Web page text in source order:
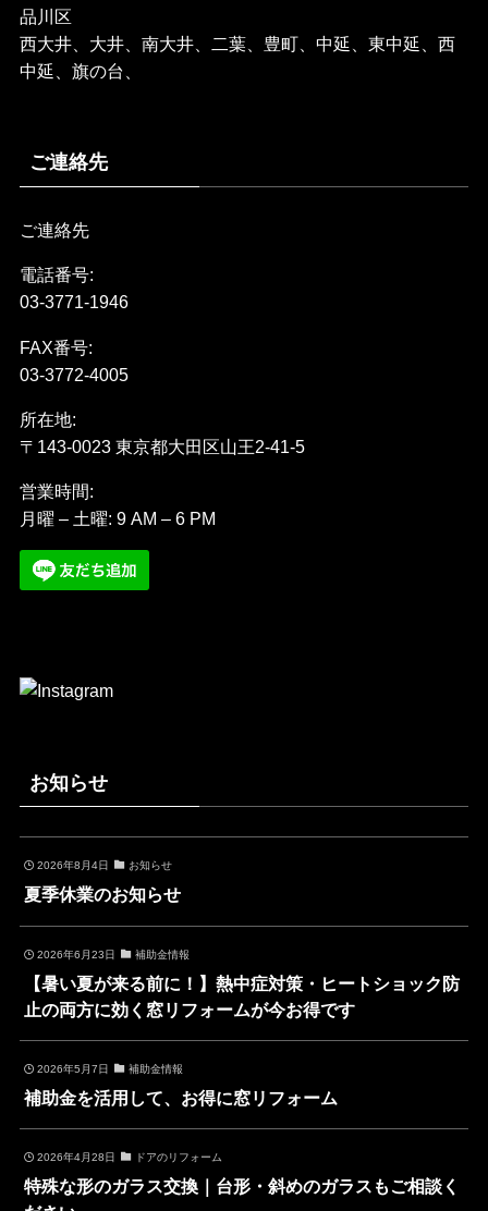
品川区
西大井、大井、南大井、二葉、豊町、中延、東中延、西
中延、旗の台、
ご連絡先
ご連絡先
電話番号:
03-3771-1946
FAX番号:
03-3772-4005
所在地:
〒143-0023 東京都大田区山王2-41-5
営業時間:
月曜 – 土曜: 9 AM – 6 PM
お知らせ
2026年8月4日 お知らせ
夏季休業のお知らせ
2026年6月23日 補助金情報
【暑い夏が来る前に！】熱中症対策・ヒートショック防
止の両方に効く窓リフォームが今お得です
2026年5月7日 補助金情報
補助金を活用して、お得に窓リフォーム
2026年4月28日 ドアのリフォーム
特殊な形のガラス交換｜台形・斜めのガラスもご相談く